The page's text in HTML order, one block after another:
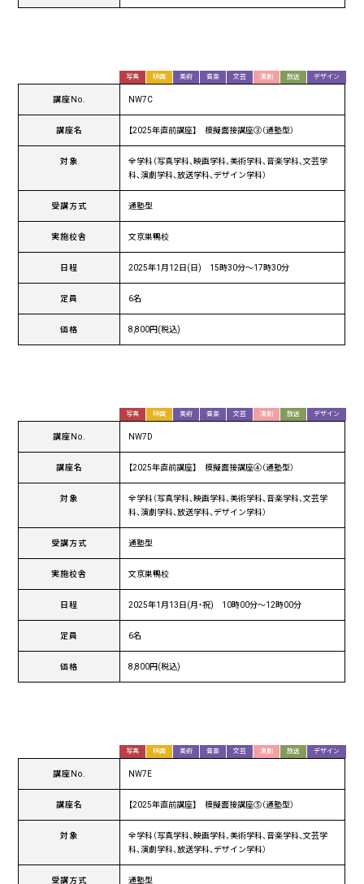
写真 映画 美術 音楽 文芸 演劇 放送 デザイン
講座No. NW7C
講座名 【2025年直前講座】 模擬面接講座③（通塾型）
対象
全学科（写真学科、映画学科、美術学科、音楽学科、文芸学
科、演劇学科、放送学科、デザイン学科）
受講方式 通塾型
実施校舎 文京巣鴨校
日程 2025年1月12日(日) 15時30分〜17時30分
定員 6名
価格 8,800円(税込)
写真 映画 美術 音楽 文芸 演劇 放送 デザイン
講座No. NW7D
講座名 【2025年直前講座】 模擬面接講座④（通塾型）
対象
全学科（写真学科、映画学科、美術学科、音楽学科、文芸学
科、演劇学科、放送学科、デザイン学科）
受講方式 通塾型
実施校舎 文京巣鴨校
日程 2025年1月13日(月・祝) 10時00分〜12時00分
定員 6名
価格 8,800円(税込)
写真 映画 美術 音楽 文芸 演劇 放送 デザイン
講座No. NW7E
講座名 【2025年直前講座】 模擬面接講座⑤（通塾型）
対象
全学科（写真学科、映画学科、美術学科、音楽学科、文芸学
科、演劇学科、放送学科、デザイン学科）
受講方式 通塾型